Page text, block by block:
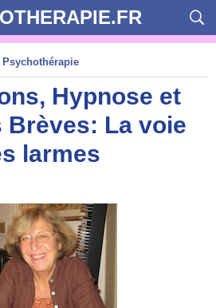
Hypnose et
Brèves: La voie
larmes